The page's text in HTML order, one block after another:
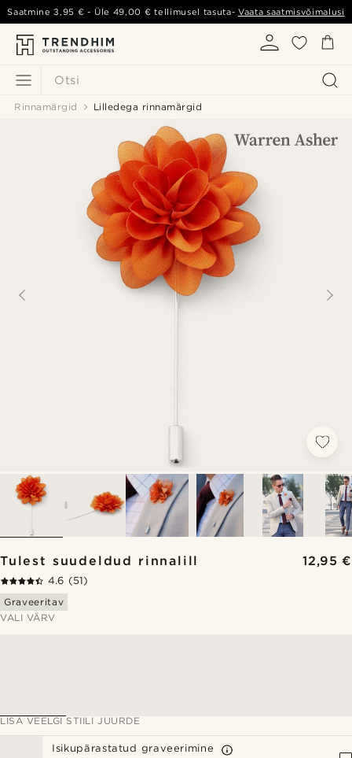
Otsi
Saatmine3,95 € - Üle 49,00 € tellimusel tasuta-Vaata saatmisvõimalusi
Rinnamärgid Lilledega rinnamärgid
Tulest suudeldud rinnalill 12,95 €
4.6 (51)
Graveeritav
VALI VÄRV
LISA VEELGI STIILI JUURDE
Isikupärastatud graveerimine